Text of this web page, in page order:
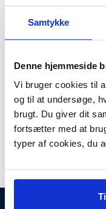
Samtykke
Denne hjemmeside
Vi bruger cookies til
og til at undersøge,
brugt. Du giver dit
fortsætter med at
typer af cookies, du
Lager: På lager
Støvsugerposer til Ghibli
Passer til:
AS 27
Indhold:
10 stk.